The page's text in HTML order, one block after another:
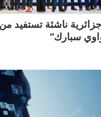
ناشئة تستفيد من
سبارك”